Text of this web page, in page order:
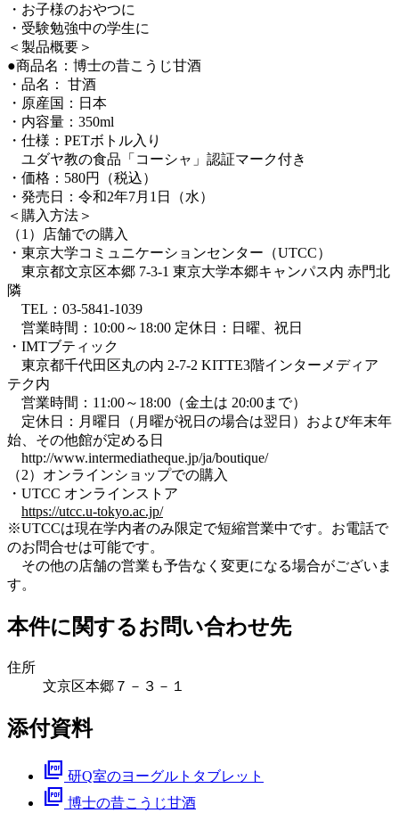
・お子様のおやつに
・受験勉強中の学生に
＜製品概要＞
●商品名：博士の昔こうじ甘酒
・品名： 甘酒
・原産国：日本
・内容量：350ml
・仕様：PETボトル入り
ユダヤ教の食品「コーシャ」認証マーク付き
・価格：580円（税込）
・発売日：令和2年7月1日（水）
＜購入方法＞
（1）店舗での購入
・東京大学コミュニケーションセンター（UTCC）
東京都文京区本郷 7-3-1 東京大学本郷キャンパス内 赤門北
隣
TEL：03-5841-1039
営業時間：10:00～18:00 定休日：日曜、祝日
・IMTブティック
東京都千代田区丸の内 2-7-2 KITTE3階インターメディア
テク内
営業時間：11:00～18:00（金土は 20:00まで）
定休日：月曜日（月曜が祝日の場合は翌日）および年末年
始、その他館が定める日
http://www.intermediatheque.jp/ja/boutique/
（2）オンラインショップでの購入
・UTCC オンラインストア
https://utcc.u-tokyo.ac.jp/
※UTCCは現在学内者のみ限定で短縮営業中です。お電話で
のお問合せは可能です。
その他の店舗の営業も予告なく変更になる場合がございま
す。
本件に関するお問い合わせ先
住所
文京区本郷７－３－１
添付資料
picture_as_pdf 研Q室のヨーグルトタブレット
picture_as_pdf 博士の昔こうじ甘酒